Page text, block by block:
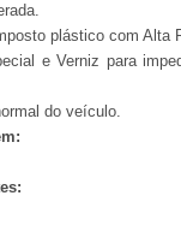
plástico com Alta
e Verniz para
do veículo.